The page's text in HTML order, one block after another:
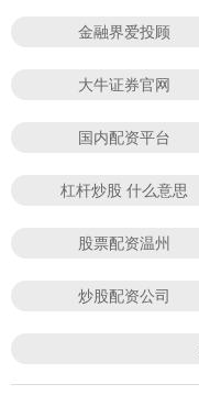
金融界爱投顾
大牛证券官网
国内配资平台
杠杆炒股 什么意思
股票配资温州
炒股配资公司